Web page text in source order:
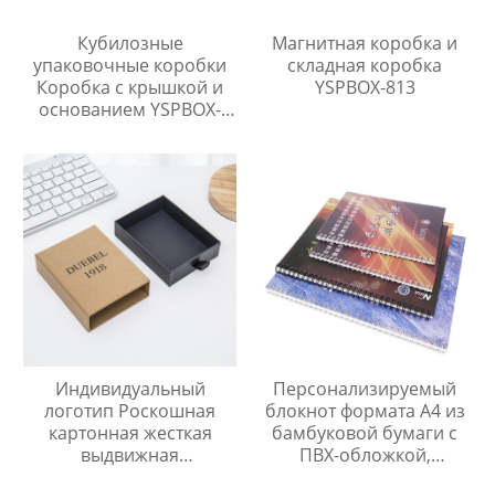
Кубилозные
упаковочные коробки
Коробка с крышкой и
основанием YSPBOX-
Магнитная коробка и
складная коробка
YSPBOX-813
Индивидуальный
логотип Роскошная
картонная жесткая
выдвижная
Персонализируемый
блокнот формата А4 из
бамбуковой бумаги с
ПВХ-обложкой,